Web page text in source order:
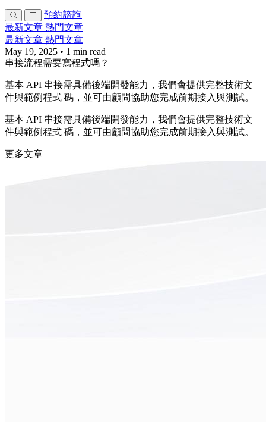
預約諮詢
最新文章 熱門文章
最新文章 熱門文章
May 19, 2025 • 1 min read
串接流程需要寫程式嗎？
基本 API 串接需具備後端開發能力，我們會提供完整技術文
件與範例程式 碼，並可由顧問協助您完成前期接入與測試。
基本 API 串接需具備後端開發能力，我們會提供完整技術文
件與範例程式 碼，並可由顧問協助您完成前期接入與測試。
更多文章